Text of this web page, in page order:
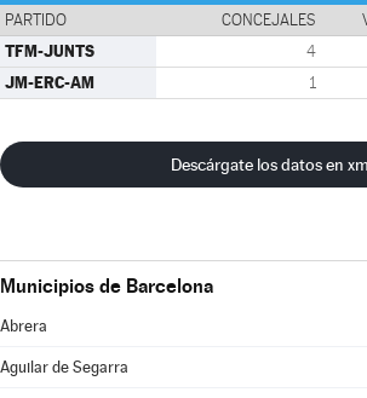
PARTIDO CONCEJALES
TFM-JUNTS 4
JM-ERC-AM 1
Descárgate los datos en
Municipios de Barcelona
Abrera
Aguilar de Segarra